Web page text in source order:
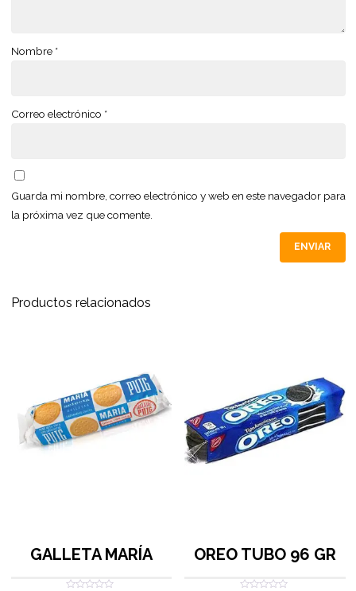
Nombre *
Correo electrónico *
Guarda mi nombre, correo electrónico y web en este navegador para
la próxima vez que comente.
Productos relacionados
GALLETA MARÍA OREO TUBO 96 GR